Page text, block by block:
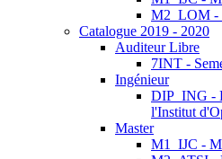
M2_LOM -
Catalogue 2019 - 2020
Auditeur Libre
7INT -
Ingénieur
DIP_ING -
l'Institut
Master
M1_IJC -